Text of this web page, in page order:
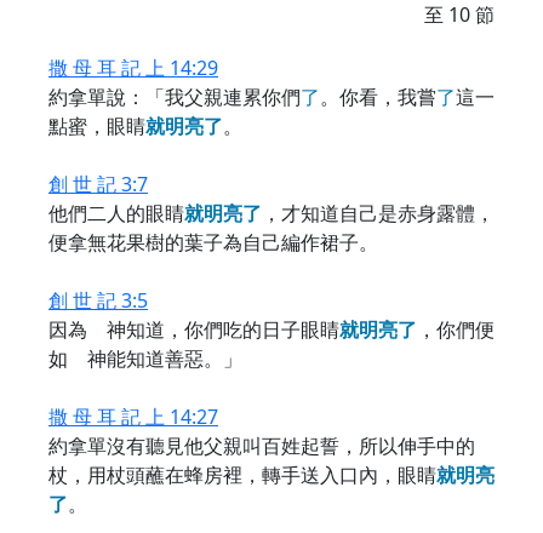
至 10 節
撒 母 耳 記 上 14:29
約拿單說：「我父親連累你們了。你看，我嘗了這一
點蜜，眼睛就明亮了。
創 世 記 3:7
他們二人的眼睛就明亮了 ，才知道自己是赤身露體，
便拿無花果樹的葉子為自己編作裙子。
創 世 記 3:5
因為 神知道，你們吃的日子眼睛就明亮了 ，你們便
如 神能知道善惡。」
撒 母 耳 記 上 14:27
約拿單沒有聽見他父親叫百姓起誓，所以伸手中的
杖，用杖頭蘸在蜂房裡，轉手送入口內，眼睛就明亮
了。